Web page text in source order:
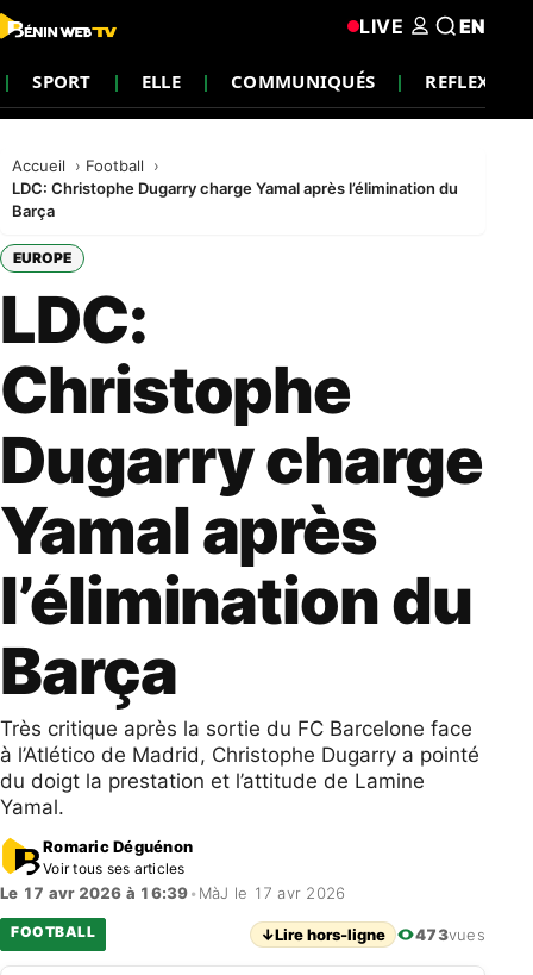
SPORT ELLE COMMUNIQUÉS REFLEXION
LIVE EN
Accueil
Football
LDC: Christophe Dugarry charge Yamal après l’élimination du
Barça
EUROPE
LDC:
Christophe
Dugarry charge
Yamal après
l’élimination du
Barça
Très critique après la sortie du FC Barcelone face
à l’Atlético de Madrid, Christophe Dugarry a pointé
du doigt la prestation et l’attitude de Lamine
Yamal.
Romaric Déguénon
Voir tous ses articles
Le 17 avr 2026 à 16:39• MàJ le 17 avr 2026
FOOTBALL ↓Lire hors-ligne 473vues